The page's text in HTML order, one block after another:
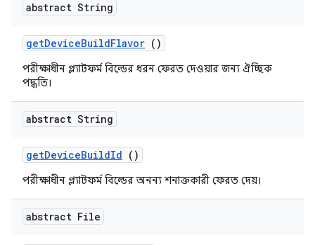
abstract String
getDeviceBuildFlavor ()
পরীক্ষাধীন প্ল্যাটফর্ম বিল্ডের ধরন ফেরত দেওয়ার জন্য ঐচ্ছিক
পদ্ধতি।
abstract String
getDeviceBuildId ()
পরীক্ষাধীন প্ল্যাটফর্ম বিল্ডের অনন্য শনাক্তকারী ফেরত দেয়।
abstract File